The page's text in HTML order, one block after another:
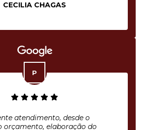
CECILIA CHAGAS
atendimento, desde o
orçamento, elaboração do